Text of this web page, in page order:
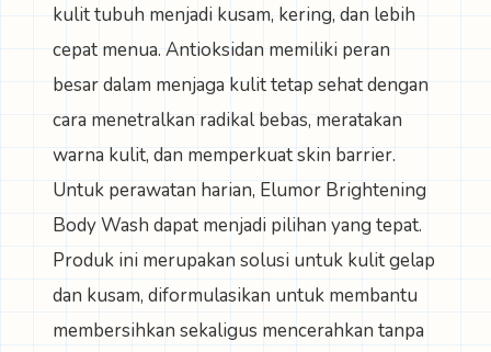
kulit tubuh menjadi kusam, kering, dan lebih
cepat menua. Antioksidan memiliki peran
besar dalam menjaga kulit tetap sehat dengan
cara menetralkan radikal bebas, meratakan
warna kulit, dan memperkuat skin barrier.
Untuk perawatan harian, Elumor Brightening
Body Wash dapat menjadi pilihan yang tepat.
Produk ini merupakan solusi untuk kulit gelap
dan kusam, diformulasikan untuk membantu
membersihkan sekaligus mencerahkan tanpa